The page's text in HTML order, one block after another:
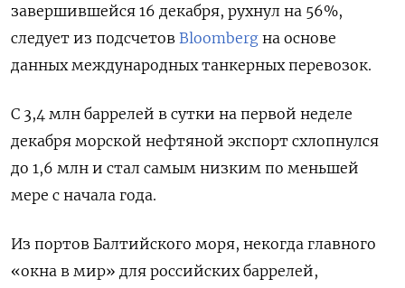
завершившейся 16 декабря, рухнул на 56%,
следует из подсчетов Bloomberg на основе
данных международных танкерных перевозок.
С 3,4 млн баррелей в сутки на первой неделе
декабря морской нефтяной экспорт схлопнулся
до 1,6 млн и стал самым низким по меньшей
мере с начала года.
Из портов Балтийского моря, некогда главного
«окна в мир» для российских баррелей,